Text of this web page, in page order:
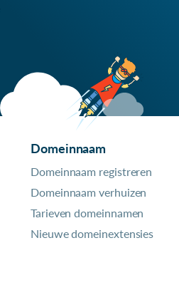
Domeinnaam
Domeinnaam registreren
Domeinnaam verhuizen
Tarieven domeinnamen
Nieuwe domeinextensies